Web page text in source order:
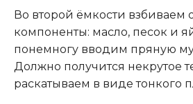
Во второй ёмкости взбиваем
компоненты: масло, песок и
понемногу вводим пряную
Должно получится некрутое
раскатываем в виде тонкого